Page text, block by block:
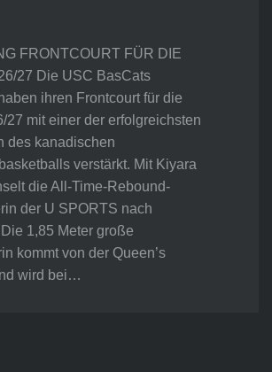
FRONTCOURT FÜR DIE
27 Die USC BasCats
ihren Frontcourt für die
27 mit einer der erfolgreichsten
des kanadischen
verstärkt. Mit Kiyara
die All-Time-Rebound-
der U SPORTS nach
1,85 Meter große
kommt von der Queen’s
wird bei…